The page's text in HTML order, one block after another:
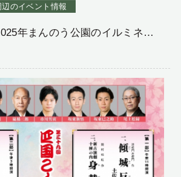
辺のイベント情報
年まんのう公園のイルミネー